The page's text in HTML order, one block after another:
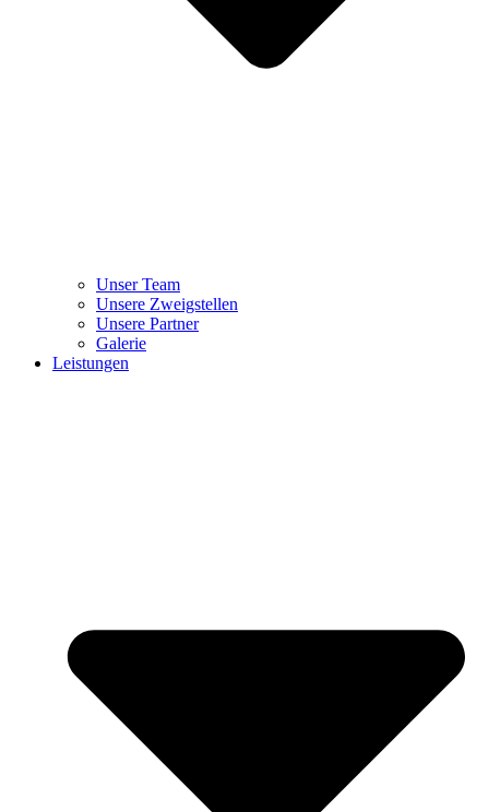
Unser Team
Unsere Zweigstellen
Unsere Partner
Galerie
Leistungen